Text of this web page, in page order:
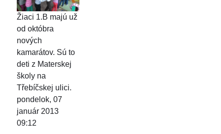
Žiaci 1.B majú už
od októbra
nových
kamarátov. Sú to
deti z Materskej
školy na
Třebíčskej ulici.
pondelok, 07
január 2013
09:12